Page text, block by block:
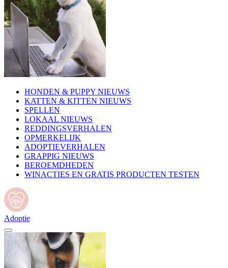
HONDEN & PUPPY NIEUWS
KATTEN & KITTEN NIEUWS
SPELLEN
LOKAAL NIEUWS
REDDINGSVERHALEN
OPMERKELIJK
ADOPTIEVERHALEN
GRAPPIG NIEUWS
BEROEMDHEDEN
WINACTIES EN GRATIS PRODUCTEN TESTEN
Adoptie